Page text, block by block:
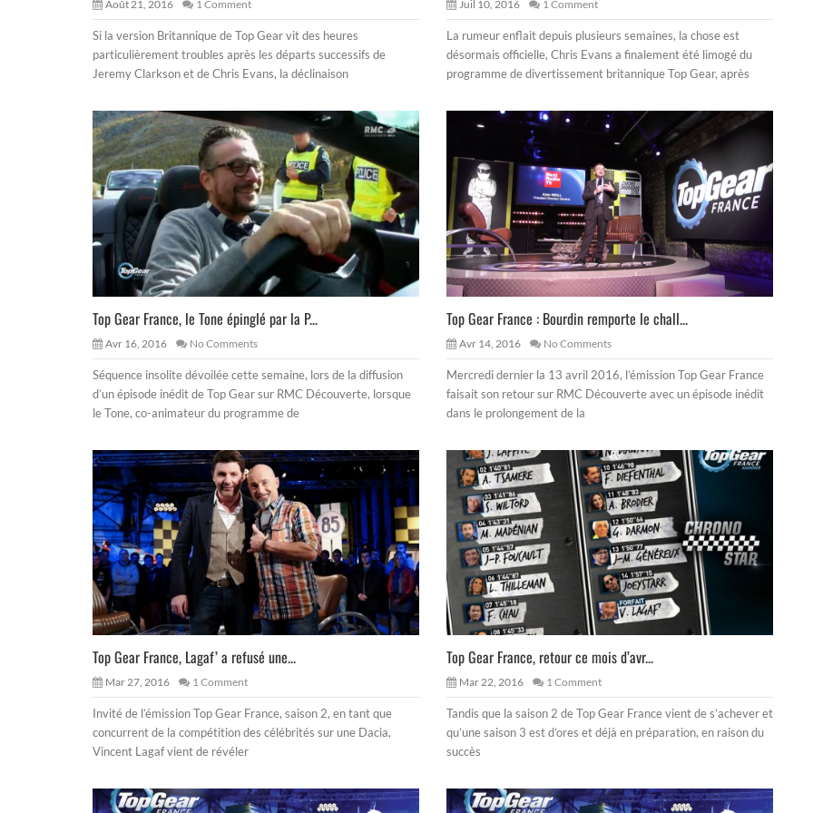
Août 21, 2016 1 Comment
Si la version Britannique de Top Gear vit des heures
particulièrement troubles après les départs successifs de
Jeremy Clarkson et de Chris Evans, la déclinaison
Juil 10, 2016 1 Comment
La rumeur enflait depuis plusieurs semaines, la chose est
désormais officielle, Chris Evans a finalement été limogé du
programme de divertissement britannique Top Gear, après
Top Gear France, le Tone épinglé par la P...
Avr 16, 2016 No Comments
Séquence insolite dévoilée cette semaine, lors de la diffusion
d’un épisode inédit de Top Gear sur RMC Découverte, lorsque
le Tone, co-animateur du programme de
Top Gear France : Bourdin remporte le chall...
Avr 14, 2016 No Comments
Mercredi dernier la 13 avril 2016, l’émission Top Gear France
faisait son retour sur RMC Découverte avec un épisode inédit
dans le prolongement de la
Top Gear France, Lagaf’ a refusé une...
Mar 27, 2016 1 Comment
Invité de l’émission Top Gear France, saison 2, en tant que
concurrent de la compétition des célébrités sur une Dacia,
Vincent Lagaf vient de révéler
Top Gear France, retour ce mois d’avr...
Mar 22, 2016 1 Comment
Tandis que la saison 2 de Top Gear France vient de s’achever et
qu’une saison 3 est d’ores et déjà en préparation, en raison du
succès